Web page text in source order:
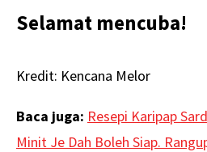
Selamat mencuba!
Kredit: Kencana Melor
Baca juga: Resepi Karipap
Minit Je Dah Boleh Siap.